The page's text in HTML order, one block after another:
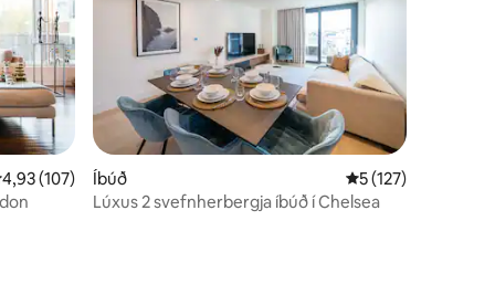
af 5 í meðaleinkunn, 107 umsagnir
4,93 (107)
Íbúð 5 af 5 í
5 (127)
Lúxus 2 svefnherbergja íbúð í Chelsea